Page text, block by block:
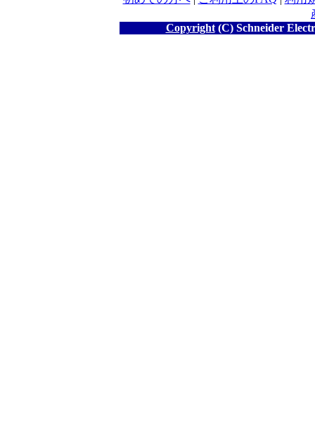
Copyright(C) Schneider